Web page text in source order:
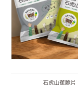
石虎山蕉脆片